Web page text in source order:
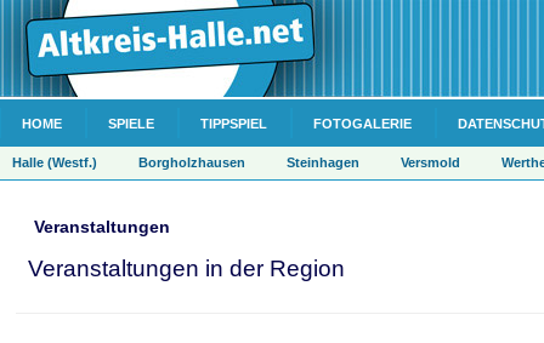
HOME SPIELE TIPPSPIEL FOTOGALERIE
Halle (Westf.) Borgholzhausen Steinhagen Versmold
Veranstaltungen
Veranstaltungen in der Region